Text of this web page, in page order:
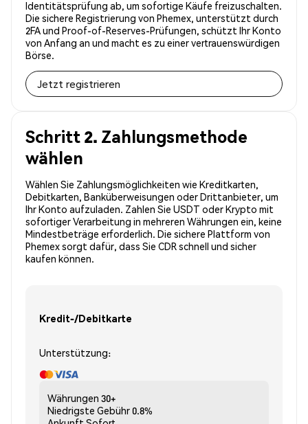
Identitätsprüfung ab, um sofortige Käufe freizuschalten.
Die sichere Registrierung von Phemex, unterstützt durch
2FA und Proof-of-Reserves-Prüfungen, schützt Ihr Konto
von Anfang an und macht es zu einer vertrauenswürdigen
Börse.
Jetzt registrieren
Schritt 2. Zahlungsmethode
wählen
Wählen Sie Zahlungsmöglichkeiten wie Kreditkarten,
Debitkarten, Banküberweisungen oder Drittanbieter, um
Ihr Konto aufzuladen. Zahlen Sie USDT oder Krypto mit
sofortiger Verarbeitung in mehreren Währungen ein, keine
Mindestbeträge erforderlich. Die sichere Plattform von
Phemex sorgt dafür, dass Sie CDR schnell und sicher
kaufen können.
Kredit-/Debitkarte
Unterstützung:
Währungen 30+
Niedrigste Gebühr0.8%